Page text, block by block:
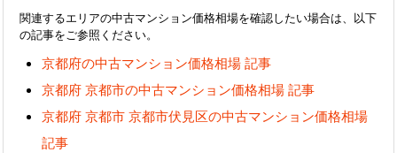
関連するエリアの中古マンション価格相場を確認したい場合は、以下
の記事をご参照ください。
京都府の中古マンション価格相場 記事
京都府 京都市の中古マンション価格相場 記事
京都府 京都市 京都市伏見区の中古マンション価格相場
記事